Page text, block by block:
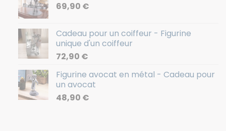
69,90 €
Cadeau pour un coiffeur - Figurine
unique d'un coiffeur
72,90 €
Figurine avocat en métal - Cadeau pour
un avocat
48,90 €